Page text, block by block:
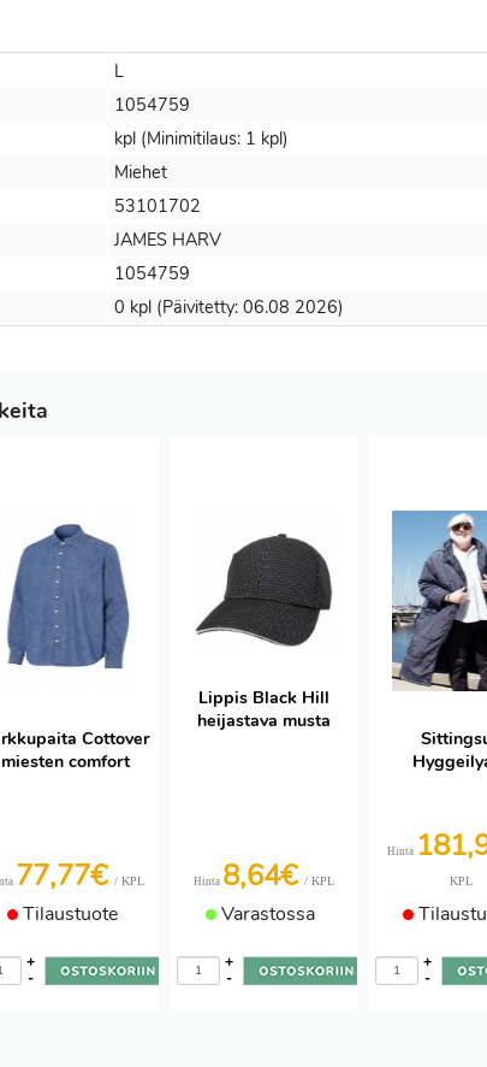
L
1054759
kpl (Minimitilaus: 1 kpl)
Miehet
53101702
JAMES HARV
1054759
0 kpl (Päivitetty: 06.08 2026)
Cottover
miesten comfort
77,77€/ KPL
Tilaustuote
-
+
Lippis Black Hill
heijastava musta
Hinta 8,64€ / KPL
Varastossa
-
+
Hinta
KPL
-
+